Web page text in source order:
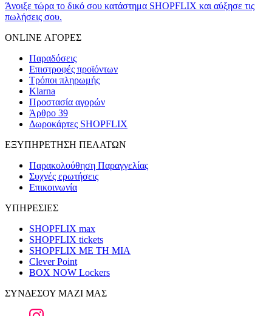
Άνοιξε τώρα το δικό σου κατάστημα SHOPFLIX και αύξησε τις
πωλήσεις σου.
ONLINE ΑΓΟΡΕΣ
Παραδόσεις
Επιστροφές προϊόντων
Τρόποι πληρωμής
Klarna
Προστασία αγορών
Άρθρο 39
Δωροκάρτες SHOPFLIX
ΕΞΥΠΗΡΕΤΗΣΗ ΠΕΛΑΤΩΝ
Παρακολούθηση Παραγγελίας
Συχνές ερωτήσεις
Επικοινωνία
ΥΠΗΡΕΣΙΕΣ
SHOPFLIX max
SHOPFLIX tickets
SHOPFLIX ΜΕ ΤΗ ΜΙΑ
Clever Point
BOX NOW Lockers
ΣΥΝΔΕΣΟΥ ΜΑΖΙ ΜΑΣ